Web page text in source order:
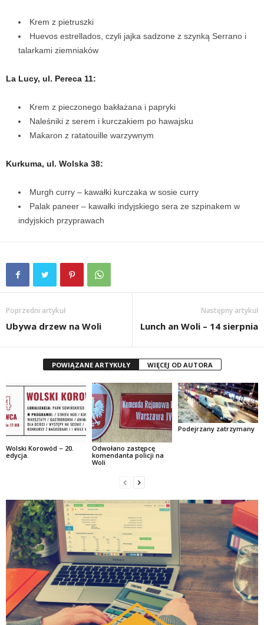
Krem z pietruszki
Huevos estrellados, czyli jajka sadzone z szynką Serrano i
talarkami ziemniaków
La Lucy, ul. Pereca 11:
Krem z pieczonego bakłażana i papryki
Naleśniki z serem i kurczakiem po hawajsku
Makaron z ratatouille warzywnym
Kurkuma, ul. Wolska 38:
Murgh curry – kawałki kurczaka w sosie curry
Palak paneer – kawałki indyjskiego sera ze szpinakem w
indyjskich przyprawach
Poprzedni artykuł
Ubywa drzew na Woli
Następny artykuł
Lunch an Woli – 14 sierpnia
POWIĄZANE ARTYKUŁY WIĘCEJ OD AUTORA
Wolski Korowód – 20.
edycja.
Odwołano zastępcę
komendanta policji na
Woli
Podejrzany zatrzymany